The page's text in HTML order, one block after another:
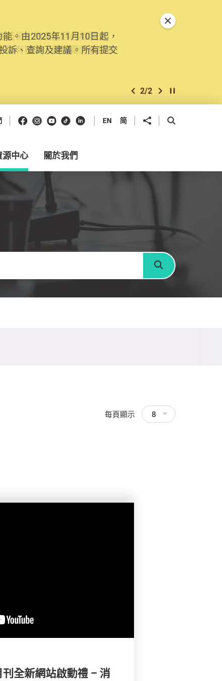
。由2025年11月10日起，
訴、查詢及建議。所有提交
上一個
2/2 下一個開始/暫停幻燈
關閉特別通告
Facebook
Instagram
Youtube
抖音領英 EN 简 分享到 開啟搜尋框
源中心 關於我們
搜尋
每頁顯示 8
全新網站啟動禮 – 消